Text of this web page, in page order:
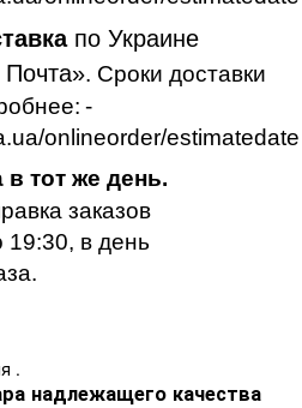
по Украине
. Сроки доставки
-
onlineorder/estimatedate
в тот же день.
заказов
в день
.
надлежащего качества